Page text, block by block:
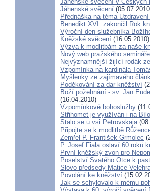
Jáhenské svěcení
Přednáška na téma
Benedikt XVI. zakončil Rok
Výroční den služebníka
Kněžské svěcení (16.05.2010)
Výzva k modlitbám za naše
Nový web pražského semináře
Nejvýznamnější žijící rodák
Vzpomínka na kardinála
Myšlenky ze zajímavého
Poděkování za dar kněžství
Boží požehnání - sv. Jan
(16.04.2010)
Vzpomínkové bohoslužby
Střihomet je využíván i na
Stalo se u vsi Petrovskaja
Připojte se k modlitbě
Zemřel P. František Grmolec
P. Josef Fiala oslaví 60 roků
První kněžský zvon pro
Poselství Svatého Otce k
Slovo předsedy Matice
Povolání ke kněžství
Jak se schylovalo k mému